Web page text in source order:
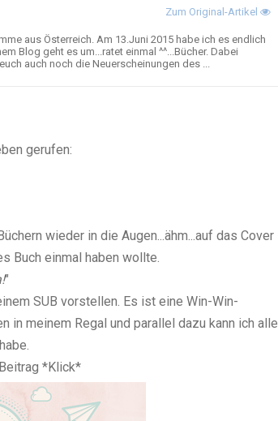
Zum Original-Artikel
aus Österreich. Am 13.Juni 2015 habe ich es endlich
Blog geht es um...ratet einmal ^^...Bücher. Dabei
auch noch die Neuerscheinungen des ...
gerufen:
wieder in die Augen...ähm...auf das Cover
Buch einmal haben wollte.
"
SUB vorstellen. Es ist eine Win-Win-
in meinem Regal und parallel dazu kann ich alle
*Klick*